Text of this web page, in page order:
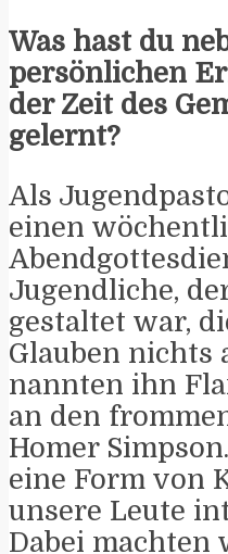
Was hast du
persönlichen
der Zeit des
gelernt?
Als
einen
Jugendliche,
gestaltet war,
Glauben nichts
nannten ihn
an den
Homer
eine Form von
unsere Leute
Dabei machten